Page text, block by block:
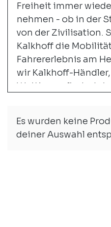
Freiheit immer
nehmen - ob in der
von der Zivilisation.
Kalkhoff die
Fahrererlebnis am
wir Kalkhoff-
Wettingen findest du
Es wurden keine
deiner Auswahl